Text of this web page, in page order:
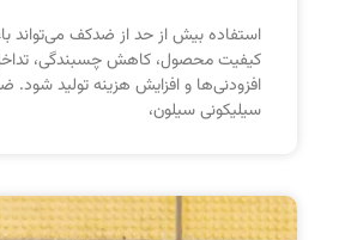
استفاده بیش از حد از ضدکف
کیفیت محصول، کاهش چسبندگی،
افزودنی‌ها و افزایش هزینه تولید
سیلیکونی سیلون،